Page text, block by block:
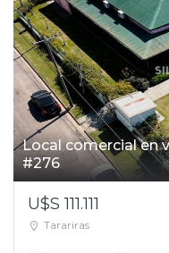
Local comercial en
#276
U$S 111.111
Tarariras